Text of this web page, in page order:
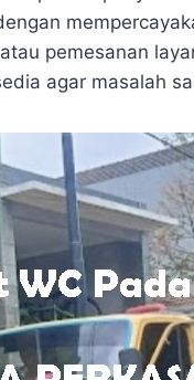
pemesanan
agar masalah